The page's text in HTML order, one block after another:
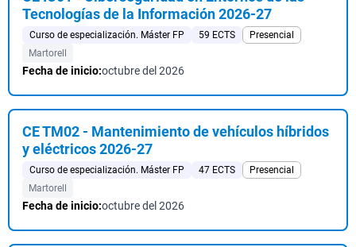
Tecnologías de la Información 2026-27
Curso de especialización. Máster FP 59 ECTS
Presencial
Martorell
Fecha de inicio:octubre del 2026
CE TM02 - Mantenimiento de vehículos híbridos
y eléctricos 2026-27
Curso de especialización. Máster FP 47 ECTS
Presencial
Martorell
Fecha de inicio:octubre del 2026